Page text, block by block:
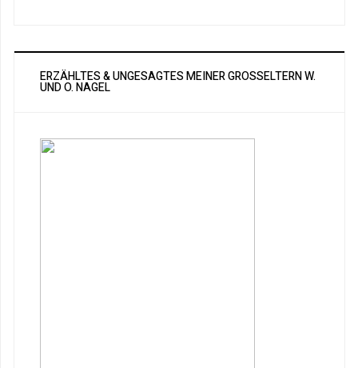
ERZÄHLTES & UNGESAGTES MEINER GROSSELTERN W. U
ND O. NAGEL